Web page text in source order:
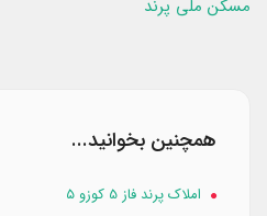
مسکن ملی پرند
همچنین بخوانید...
املاک پرند فاز 5 کوزو ۵